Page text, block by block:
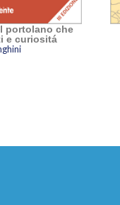
portolano che
e curiositá